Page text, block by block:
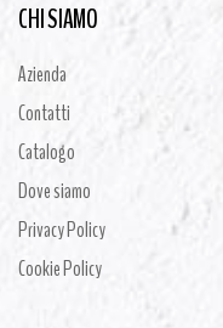
CHI SIAMO
Azienda
Contatti
Catalogo
Dove siamo
Privacy Policy
Cookie Policy